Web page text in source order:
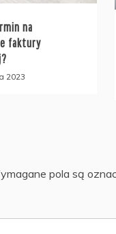
na
faktury
2023
pola są